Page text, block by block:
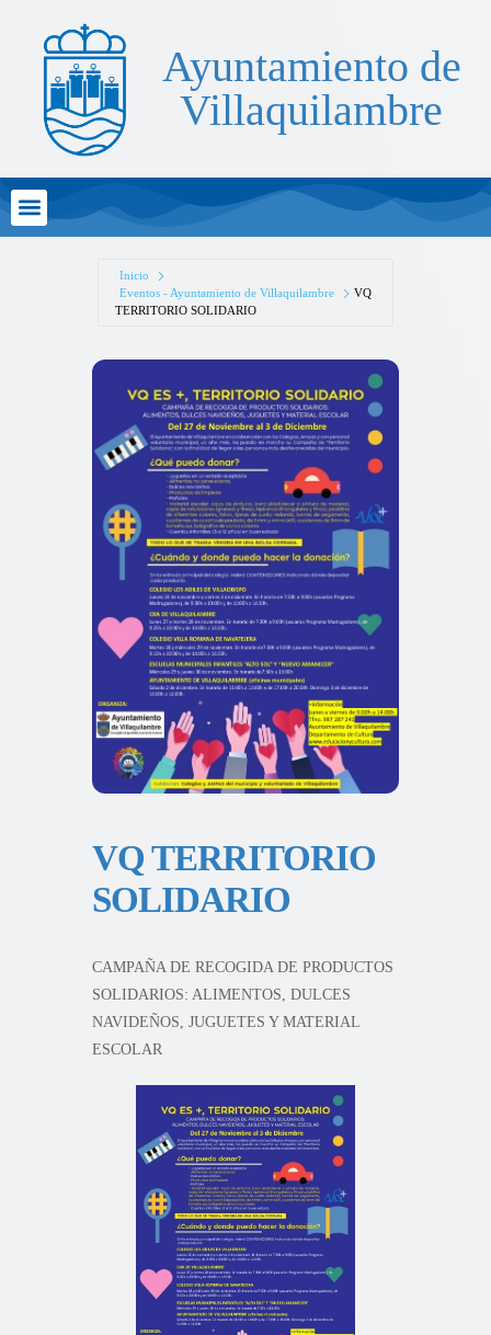
Ayuntamiento de
Villaquilambre
Inicio
Eventos - Ayuntamiento de Villaquilambre
VQ
TERRITORIO SOLIDARIO
VQ TERRITORIO
SOLIDARIO
CAMPAÑA DE RECOGIDA DE PRODUCTOS
SOLIDARIOS: ALIMENTOS, DULCES
NAVIDEÑOS, JUGUETES Y MATERIAL
ESCOLAR